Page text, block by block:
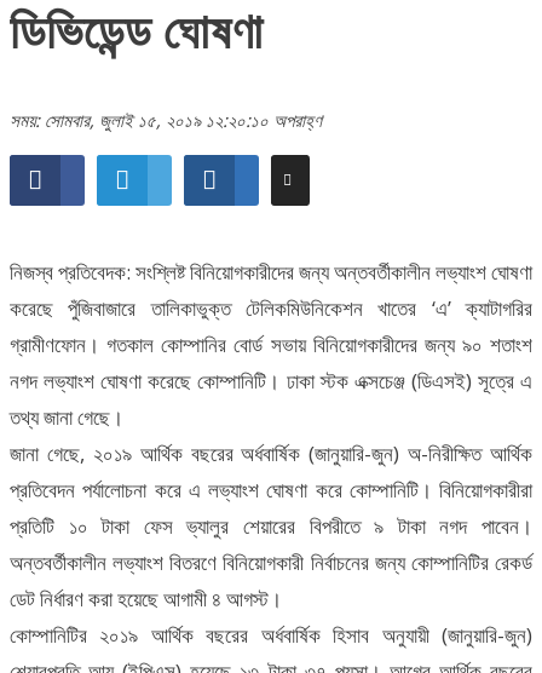
ডিভিডেন্ড ঘোষণা
সময়: সোমবার, জুলাই ১৫, ২০১৯ ১২:২০:১০ অপরাহ্ণ
নিজস্ব প্রতিবেদক: সংশ্লিষ্ট বিনিয়োগকারীদের জন্য অন্তবর্তীকালীন লভ্যাংশ ঘোষণা
করেছে পুঁজিবাজারে তালিকাভুক্ত টেলিকমিউনিকেশন খাতের ‘এ’ ক্যাটাগরির
গ্রামীণফোন। গতকাল কোম্পানির বোর্ড সভায় বিনিয়োগকারীদের জন্য ৯০ শতাংশ
নগদ লভ্যাংশ ঘোষণা করেছে কোম্পানিটি। ঢাকা স্টক এক্সচেঞ্জ (ডিএসই) সূত্রে এ
তথ্য জানা গেছে।
জানা গেছে, ২০১৯ আর্থিক বছরের অর্ধবার্ষিক (জানুয়ারি-জুন) অ-নিরীক্ষিত আর্থিক
প্রতিবেদন পর্যালোচনা করে এ লভ্যাংশ ঘোষণা করে কোম্পানিটি। বিনিয়োগকারীরা
প্রতিটি ১০ টাকা ফেস ভ্যালুর শেয়ারের বিপরীতে ৯ টাকা নগদ পাবেন।
অন্তবর্তীকালীন লভ্যাংশ বিতরণে বিনিয়োগকারী নির্বাচনের জন্য কোম্পানিটির রেকর্ড
ডেট নির্ধারণ করা হয়েছে আগামী ৪ আগস্ট।
কোম্পানিটির ২০১৯ আর্থিক বছরের অর্ধবার্ষিক হিসাব অনুযায়ী (জানুয়ারি-জুন)